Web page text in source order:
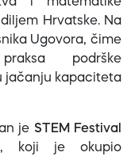
i matematike
Hrvatske. Na
Ugovora, čime
podrške
jačanju kapaciteta
je STEM Festival
, koji je okupio